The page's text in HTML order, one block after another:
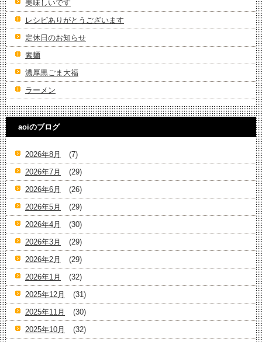
美味しいです
レシピありがとうございます
定休日のお知らせ
素麺
濃厚黒ごま大福
ラーメン
aoiのブログ
2026年8月
(7)
2026年7月
(29)
2026年6月
(26)
2026年5月
(29)
2026年4月
(30)
2026年3月
(29)
2026年2月
(29)
2026年1月
(32)
2025年12月
(31)
2025年11月
(30)
2025年10月
(32)